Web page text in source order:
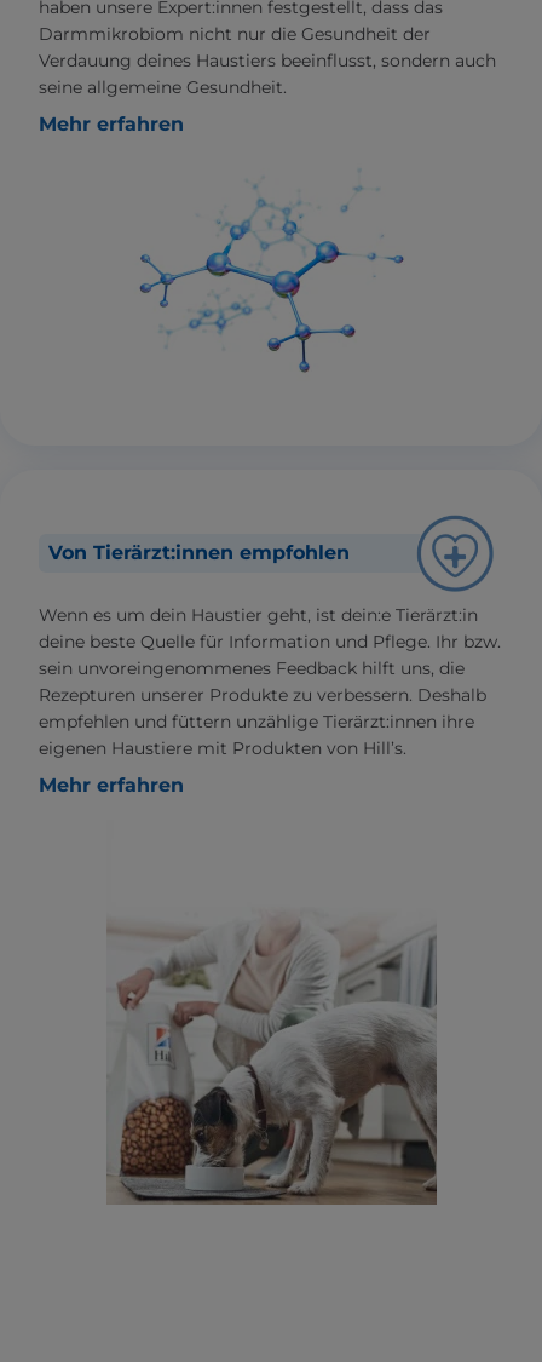
haben unsere Expert:innen festgestellt, dass das
Darmmikrobiom nicht nur die Gesundheit der
Verdauung deines Haustiers beeinflusst, sondern auch
seine allgemeine Gesundheit.
Mehr erfahren
Von Tierärzt:innen empfohlen
Wenn es um dein Haustier geht, ist dein:e Tierärzt:in
deine beste Quelle für Information und Pflege. Ihr bzw.
sein unvoreingenommenes Feedback hilft uns, die
Rezepturen unserer Produkte zu verbessern. Deshalb
empfehlen und füttern unzählige Tierärzt:innen ihre
eigenen Haustiere mit Produkten von Hill’s.
Mehr erfahren